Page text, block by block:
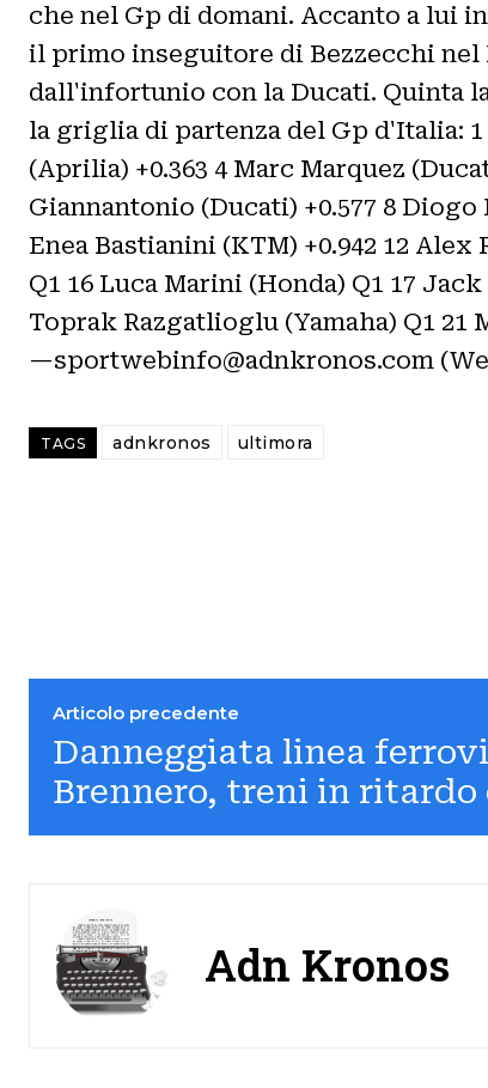
che nel Gp di domani. Accanto a lui
il primo inseguitore di Bezzecchi nel
dall'infortunio con la Ducati. Quinta
la griglia di partenza del Gp d'Italia: 1
(Aprilia) +0.363 4 Marc Marquez
Giannantonio (Ducati) +0.577 8 Diogo
Enea Bastianini (KTM) +0.942 12 Alex
Q1 16 Luca Marini (Honda) Q1 17
Toprak Razgatlioglu (Yamaha) Q1 21
—sportwebinfo@adnkronos.com
TAGS adnkronos ultimora
Articolo precedente
Danneggiata linea
Brennero, treni in ritardo
Adn Kronos